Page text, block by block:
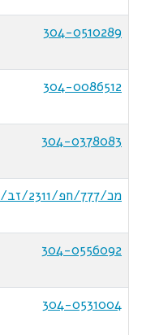
304-0510289
304-0086512
304-0378083
מכ/777/חפ/2311/זב/238
304-0556092
304-0531004